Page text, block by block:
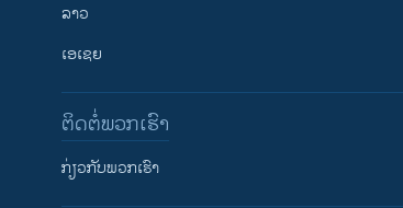
ລາວ
ເອເຊຍ
ຕິດຕໍ່ພວກເຮົາ
ກ່ຽວກັບພວກເຮົາ